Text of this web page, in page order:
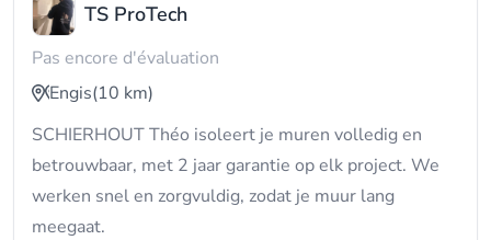
TS ProTech
Pas encore d'évaluation
Engis(10 km)
SCHIERHOUT Théo isoleert je muren volledig en
betrouwbaar, met 2 jaar garantie op elk project. We
werken snel en zorgvuldig, zodat je muur lang
meegaat.